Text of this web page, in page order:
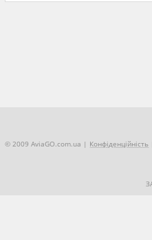
© 2009 AviaGO.com.ua | Конфіденційність